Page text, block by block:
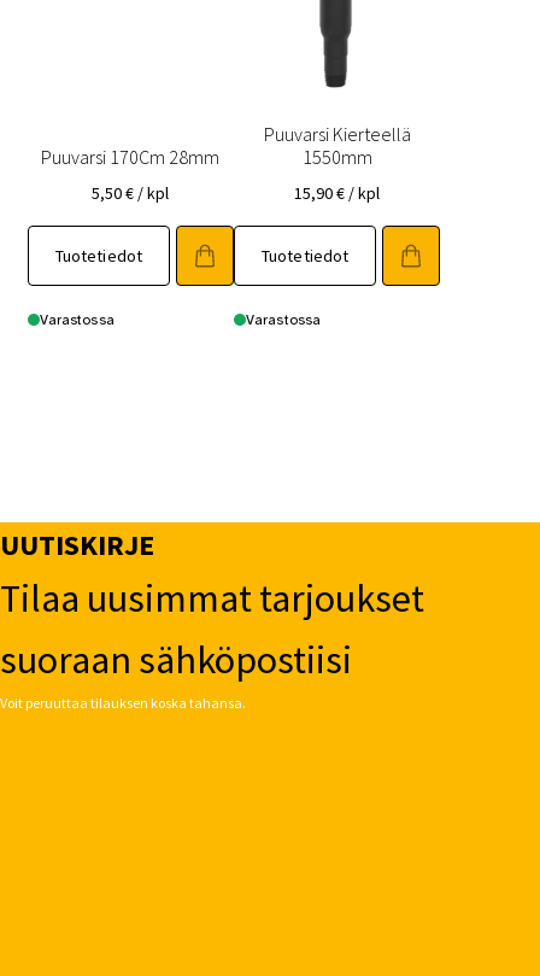
Puuvarsi 170Cm 28mm
5,50€ / kpl
Tuotetiedot
Varastossa
Puuvarsi Kierteellä
1550mm
15,90€ / kpl
Tuotetiedot
Varastossa
UUTISKIRJE
Tilaa uusimmat tarjoukset
suoraan sähköpostiisi
Voit peruuttaa tilauksen koska tahansa.